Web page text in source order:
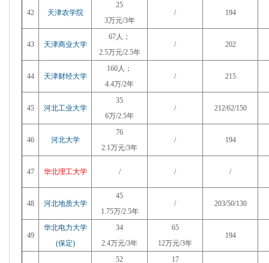
42 天津农学院
25
3万元/3年
/ 194
43 天津商业大学
67人；
2.5万元/2.5年
/ 202
44 天津财经大学
160人；
4.4万/2年
/ 215
45 河北工业大学
35
6万/2.5年
/ 212/62/150
46 河北大学
76
2.1万元/3年
/ 194
47 华北理工大学 / / /
48 河北地质大学
45
1.75万/2.5年
/ 203/50/130
49
华北电力大学
(保定)
34
2.4万元/3年
65
12万元/3年
194
52 17